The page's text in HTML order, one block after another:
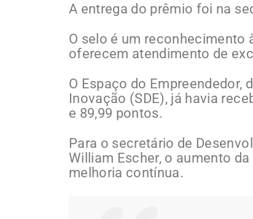
A entrega do prêmio foi na
O selo é um reconhecimento
oferecem atendimento de
O Espaço do Empreendedor,
Inovação (SDE), já havia
e 89,99 pontos.
Para o secretário de
William Escher, o aumento
melhoria contínua.